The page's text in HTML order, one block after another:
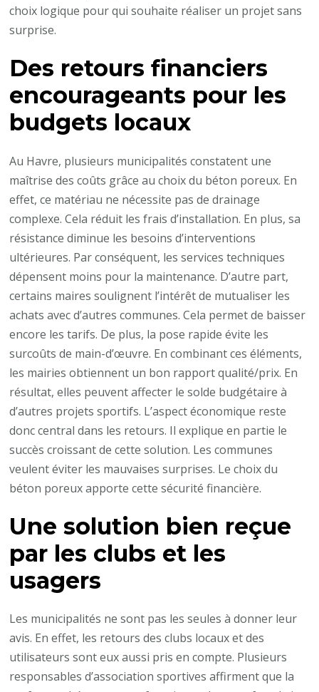
choix logique pour qui souhaite réaliser un projet sans
surprise.
Des retours financiers
encourageants pour les
budgets locaux
Au Havre, plusieurs municipalités constatent une
maîtrise des coûts grâce au choix du béton poreux. En
effet, ce matériau ne nécessite pas de drainage
complexe. Cela réduit les frais d’installation. En plus, sa
résistance diminue les besoins d’interventions
ultérieures. Par conséquent, les services techniques
dépensent moins pour la maintenance. D’autre part,
certains maires soulignent l’intérêt de mutualiser les
achats avec d’autres communes. Cela permet de baisser
encore les tarifs. De plus, la pose rapide évite les
surcoûts de main-d’œuvre. En combinant ces éléments,
les mairies obtiennent un bon rapport qualité/prix. En
résultat, elles peuvent affecter le solde budgétaire à
d’autres projets sportifs. L’aspect économique reste
donc central dans les retours. Il explique en partie le
succès croissant de cette solution. Les communes
veulent éviter les mauvaises surprises. Le choix du
béton poreux apporte cette sécurité financière.
Une solution bien reçue
par les clubs et les
usagers
Les municipalités ne sont pas les seules à donner leur
avis. En effet, les retours des clubs locaux et des
utilisateurs sont eux aussi pris en compte. Plusieurs
responsables d’association sportives affirment que la